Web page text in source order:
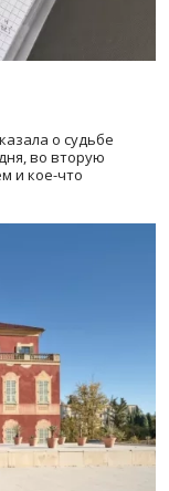
о судьбе
во вторую
и кое-что